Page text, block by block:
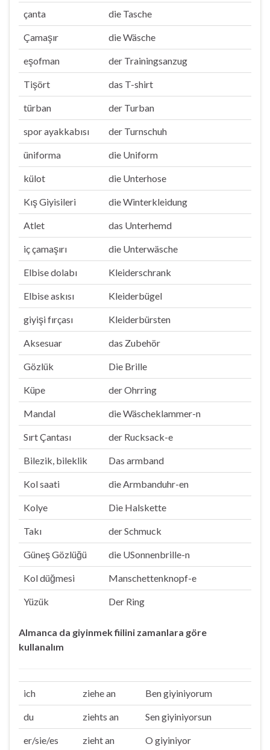
çanta die Tasche
Çamaşır die Wäsche
eşofman der Trainingsanzug
Tişört das T-shirt
türban der Turban
spor ayakkabısı der Turnschuh
üniforma die Uniform
külot die Unterhose
Kış Giyisileri die Winterkleidung
Atlet das Unterhemd
iç çamaşırı die Unterwäsche
Elbise dolabı Kleiderschrank
Elbise askısı Kleiderbügel
giyişi fırçası Kleiderbürsten
Aksesuar das Zubehör
Gözlük Die Brille
Küpe der Ohrring
Mandal die Wäscheklammer-n
Sırt Çantası der Rucksack-e
Bilezik, bileklik Das armband
Kol saati die Armbanduhr-en
Kolye Die Halskette
Takı der Schmuck
Güneş Gözlüğü die USonnenbrille-n
Kol düğmesi Manschettenknopf-e
Yüzük Der Ring
Almanca da giyinmek fiilini zamanlara göre
kullanalım
ich ziehe an Ben giyiniyorum
du ziehts an Sen giyiniyorsun
er/sie/es zieht an O giyiniyor